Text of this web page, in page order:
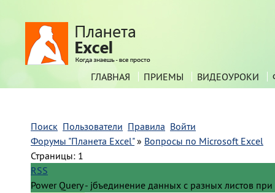
ГЛАВНАЯ ПРИЕМЫ ВИДЕОУРОКИ
Поиск Пользователи Правила Войти
Форумы "Планета Excel" » Вопросы по Microsoft Excel
Страницы: 1
RSS
Power Query - jбъединение данных с разных листов